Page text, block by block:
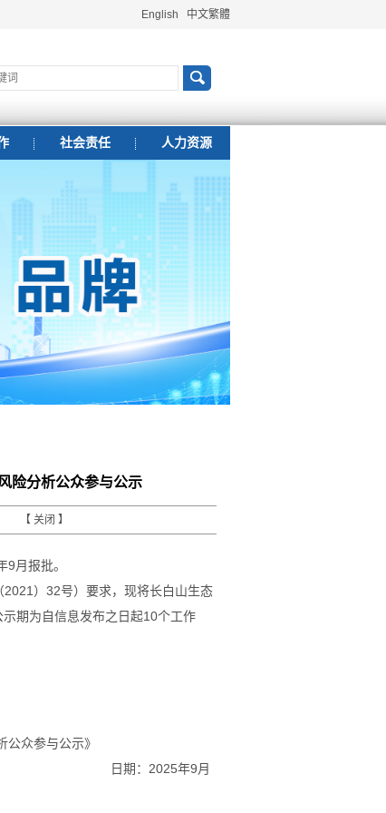
English 中文繁體
社会责任 人力资源
险分析公众参与公示
【 关闭 】
9月报批。
2021）32号）要求，现将长白山生态
期为自信息发布之日起10个工作
公众参与公示》
日期： 2025年9月